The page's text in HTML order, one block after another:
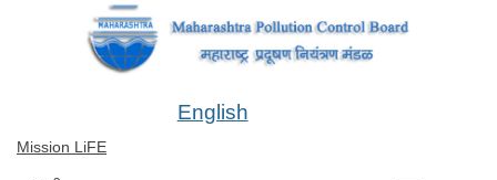
Mission LiFE
English